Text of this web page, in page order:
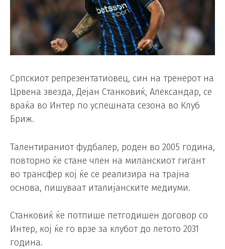
Српскиот репрезентатиовец, син на тренерот на
Црвена звезда, Дејан Станковиќ, Александар, се
враќа во Интер по успешната сезона во Клуб
Бриж.
Талентираниот фудбалер, роден во 2005 година,
повторно ќе стане член на миланскиот гигант
во трансфер кој ќе се реализира на трајна
основа, пишуваат италијанските медиуми.
Станковиќ ќе потпише петгодишен договор со
Интер, кој ќе го врзе за клубот до летото 2031
година.